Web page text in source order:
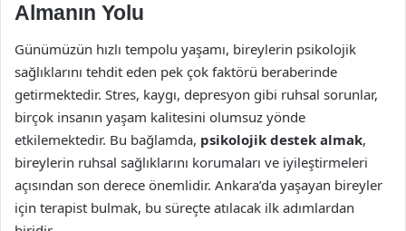
Almanın Yolu
Günümüzün hızlı tempolu yaşamı, bireylerin psikolojik
sağlıklarını tehdit eden pek çok faktörü beraberinde
getirmektedir. Stres, kaygı, depresyon gibi ruhsal sorunlar,
birçok insanın yaşam kalitesini olumsuz yönde
etkilemektedir. Bu bağlamda, psikolojik destek almak,
bireylerin ruhsal sağlıklarını korumaları ve iyileştirmeleri
açısından son derece önemlidir. Ankara’da yaşayan bireyler
için terapist bulmak, bu süreçte atılacak ilk adımlardan